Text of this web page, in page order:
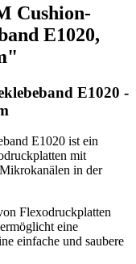
Cushion-
E1020,
E1020 -
E1020 ist ein
mit
in der
Flexodruckplatten
eine
einfache und saubere